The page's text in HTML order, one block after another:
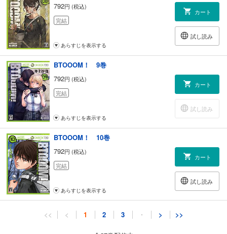
792円 (税込)
完結
カート
試し読み
あらすじを表示する
BTOOOM！ 9巻
792円 (税込)
完結
カート
試し読み
あらすじを表示する
BTOOOM！ 10巻
792円 (税込)
完結
カート
試し読み
あらすじを表示する
BTOOOM！ 11巻
<< < 1 2 3 ・ > >>